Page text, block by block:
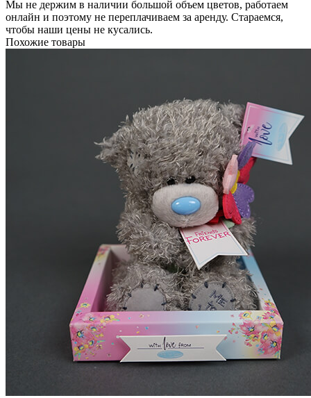
Мы не держим в наличии большой объем цветов, работаем
онлайн и поэтому не переплачиваем за аренду. Стараемся,
чтобы наши цены не кусались.
Похожие товары